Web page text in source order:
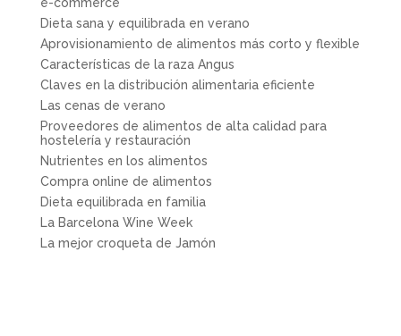
Dieta sana y equilibrada en verano
Aprovisionamiento de alimentos más corto y flexible
Características de la raza Angus
Claves en la distribución alimentaria eficiente
Las cenas de verano
Proveedores de alimentos de alta calidad para
hostelería y restauración
Nutrientes en los alimentos
Compra online de alimentos
Dieta equilibrada en familia
La Barcelona Wine Week
La mejor croqueta de Jamón